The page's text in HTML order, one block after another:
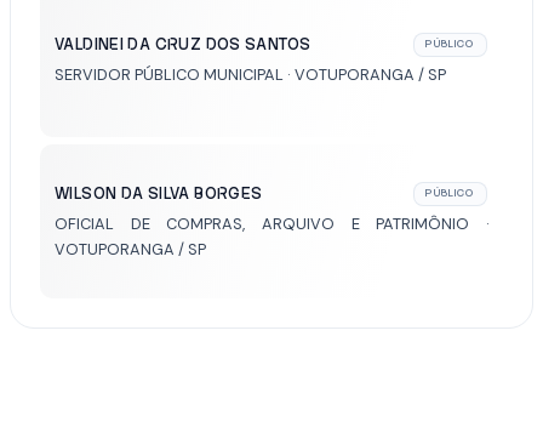
VALDINEI DA CRUZ DOS SANTOS PÚBLICO
SERVIDOR PÚBLICO MUNICIPAL · VOTUPORANGA / SP
WILSON DA SILVA BORGES PÚBLICO
OFICIAL DE COMPRAS, ARQUIVO E PATRIMÔNIO ·
VOTUPORANGA / SP